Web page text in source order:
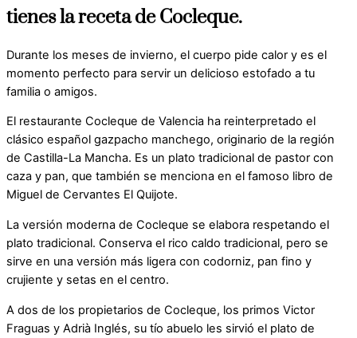
tienes la receta de Cocleque.
Durante los meses de invierno, el cuerpo pide calor y es el
momento perfecto para servir un delicioso estofado a tu
familia o amigos.
El restaurante Cocleque de Valencia ha reinterpretado el
clásico español gazpacho manchego, originario de la región
de Castilla-La Mancha. Es un plato tradicional de pastor con
caza y pan, que también se menciona en el famoso libro de
Miguel de Cervantes El Quijote.
La versión moderna de Cocleque se elabora respetando el
plato tradicional. Conserva el rico caldo tradicional, pero se
sirve en una versión más ligera con codorniz, pan fino y
crujiente y setas en el centro.
A dos de los propietarios de Cocleque, los primos Victor
Fraguas y Adrià Inglés, su tío abuelo les sirvió el plato de